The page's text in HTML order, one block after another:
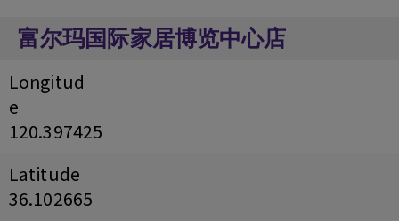
富尔玛国际家居博览中心店
Longitud
e
120.397425
Latitude
36.102665